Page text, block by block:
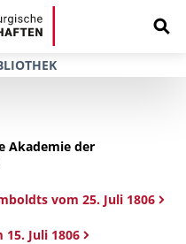
Akademie der
vom 25. Juli 1806
Juli 1806